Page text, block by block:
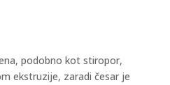
podobno kot stiropor,
ekstruzije, zaradi česar je